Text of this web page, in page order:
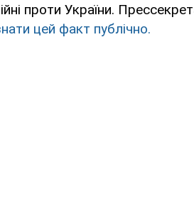
проти України.
цей факт публічно.